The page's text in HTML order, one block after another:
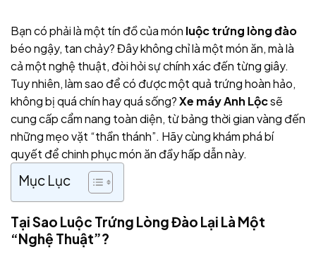
Bạn có phải là một tín đồ của món luộc trứng lòng đào
béo ngậy, tan chảy? Đây không chỉ là một món ăn, mà là
cả một nghệ thuật, đòi hỏi sự chính xác đến từng giây.
Tuy nhiên, làm sao để có được một quả trứng hoàn hảo,
không bị quá chín hay quá sống?Xe máy Anh Lộcsẽ
cung cấp cẩm nang toàn diện, từ bảng thời gian vàng đến
những mẹo vặt “thần thánh”. Hãy cùng khám phá bí
quyết để chinh phục món ăn đầy hấp dẫn này.
Mục Lục
Tại Sao Luộc Trứng Lòng Đào Lại Là Một
“Nghệ Thuật”?